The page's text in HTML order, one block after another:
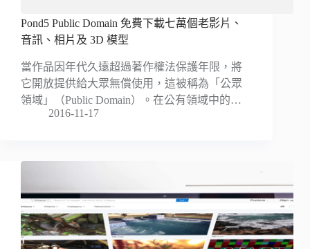
Pond5 Public Domain 免費下載七萬個老影片、
音訊、相片及 3D 模型
當作品因年代久遠超過著作權法保護年限，將
它開放提供給大眾無償使用，這被稱為「公眾
領域」（Public Domain）。在公有領域中的…
2016-11-17